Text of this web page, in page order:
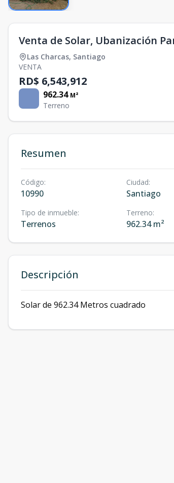
Venta de Solar, Ubanización
Las Charcas, Santiago
VENTA
RD$ 6,543,912
962.34 M²
Terreno
Resumen
Código:
10990
Ciudad:
Santiago
Tipo de inmueble:
Terrenos
Terreno:
962.34 m²
Descripción
Solar de 962.34 Metros cuadrado